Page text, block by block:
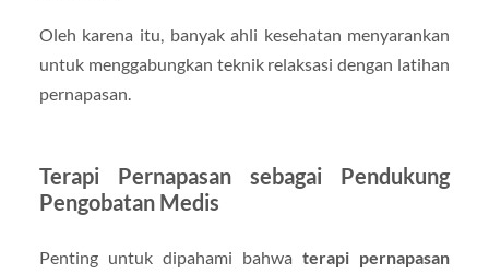
Oleh karena itu, banyak ahli kesehatan menyarankan
untuk menggabungkan teknik relaksasi dengan latihan
pernapasan.
Terapi Pernapasan sebagai Pendukung
Pengobatan Medis
Penting untuk dipahami bahwaterapi pernapasan